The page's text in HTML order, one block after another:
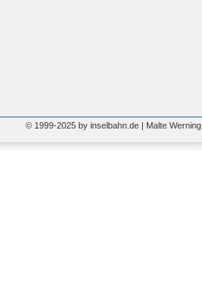
© 1999-2025 by inselbahn.de | Malte Werning